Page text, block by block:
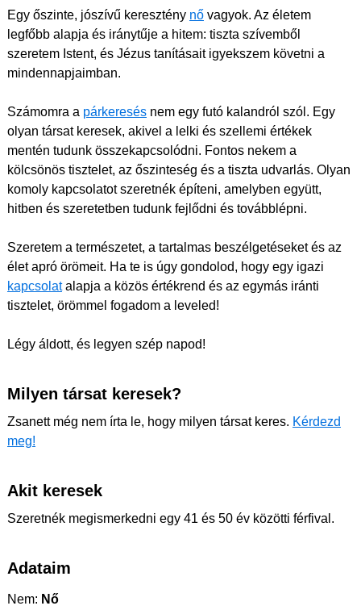
Egy őszinte, jószívű keresztény nő vagyok. Az életem
legfőbb alapja és iránytűje a hitem: tiszta szívemből
szeretem Istent, és Jézus tanításait igyekszem követni a
mindennapjaimban.
Számomra a párkeresés nem egy futó kalandról szól. Egy
olyan társat keresek, akivel a lelki és szellemi értékek
mentén tudunk összekapcsolódni. Fontos nekem a
kölcsönös tisztelet, az őszinteség és a tiszta udvarlás. Olyan
komoly kapcsolatot szeretnék építeni, amelyben együtt,
hitben és szeretetben tudunk fejlődni és továbblépni.
Szeretem a természetet, a tartalmas beszélgetéseket és az
élet apró örömeit. Ha te is úgy gondolod, hogy egy igazi
kapcsolatalapja a közös értékrend és az egymás iránti
tisztelet, örömmel fogadom a leveled!
Légy áldott, és legyen szép napod!
Milyen társat keresek?
Zsanett még nem írta le, hogy milyen társat keres. Kérdezd
meg!
Akit keresek
Szeretnék megismerkedni egy 41 és 50 év közötti férfival.
Adataim
Nem: Nő